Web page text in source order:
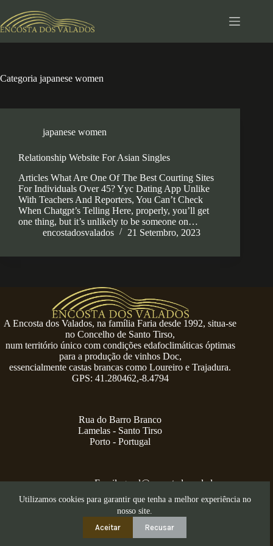
para
o
Utilizamos cookies para garantir que tenha a melhor experiência no
nosso site.
Aceitar
Recusar
Categoria japanese women
japanese women
Relationship Website For Asian Singles
Articles What Are One Of The Best Courting Sites
For Individuals Over 45? Yyc Dating App Unlike
With Teachers And Reporters, You Can’t Check
When Chatgpt’s Telling Here, properly, you’ll get
one thing, but it’s unlikely to be someone on…
encostadosvalados
21 Setembro, 2023
A Encosta dos Valados, na família Faria desde 1992, situa-se
no Concelho de Santo Tirso,
num território único com condições edafoclimáticas óptimas
para a produção de vinhos Doc,
essencialmente castas brancas como Loureiro e Trajadura.
GPS: 41.280462,-8.4794
Rua do Barro Branco
Lamelas - Santo Tirso
Porto - Portugal
Email:geral@encostadosvalados.com
+351 914 729 624
Copyright © 2026 – Serra dos Valados